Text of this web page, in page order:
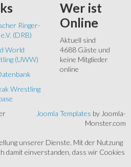
Ringer-
(DRB)
World
(UWW)
Wrestling
Wer ist
Online
Aktuell sind
4688 Gäste und
keine Mitglieder
online
Joomla Templates by Joomla-
Monster.com
unserer Dienste. Mit der Nutzung
damit einverstanden, dass wir Cookies